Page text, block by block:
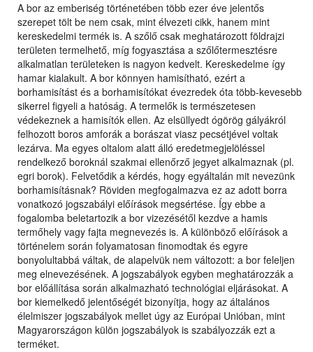
A bor az emberiség történetében több ezer éve jelentős
szerepet tölt be nem csak, mint élvezeti cikk, hanem mint
kereskedelmi termék is. A szőlő csak meghatározott földrajzi
területen termelhető, míg fogyasztása a szőlőtermesztésre
alkalmatlan területeken is nagyon kedvelt. Kereskedelme így
hamar kialakult. A bor könnyen hamisítható, ezért a
borhamisítást és a borhamisítókat évezredek óta több-kevesebb
sikerrel figyeli a hatóság. A termelők is természetesen
védekeznek a hamisítók ellen. Az elsüllyedt ógörög gályákról
felhozott boros amforák a borászat viasz pecsétjével voltak
lezárva. Ma egyes oltalom alatt álló eredetmegjelöléssel
rendelkező boroknál szakmai ellenőrző jegyet alkalmaznak (pl.
egri borok). Felvetődik a kérdés, hogy egyáltalán mit nevezünk
borhamisításnak? Röviden megfogalmazva ez az adott borra
vonatkozó jogszabályi előírások megsértése. Így ebbe a
fogalomba beletartozik a bor vizezésétől kezdve a hamis
termőhely vagy fajta megnevezés is. A különböző előírások a
történelem során folyamatosan finomodtak és egyre
bonyolultabbá váltak, de alapelvük nem változott: a bor feleljen
meg elnevezésének. A jogszabályok egyben meghatározzák a
bor előállítása során alkalmazható technológiai eljárásokat. A
bor kiemelkedő jelentőségét bizonyítja, hogy az általános
élelmiszer jogszabályok mellet úgy az Európai Unióban, mint
Magyarországon külön jogszabályok is szabályozzák ezt a
terméket.